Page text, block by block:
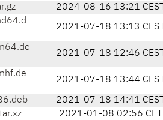
2024-08-16 13:21 CEST
2021-07-18 13:13 CEST
2021-07-18 12:46 CEST
2021-07-18 13:44 CEST
2021-07-18 14:41 CEST
2021-01-08 02:56 CET